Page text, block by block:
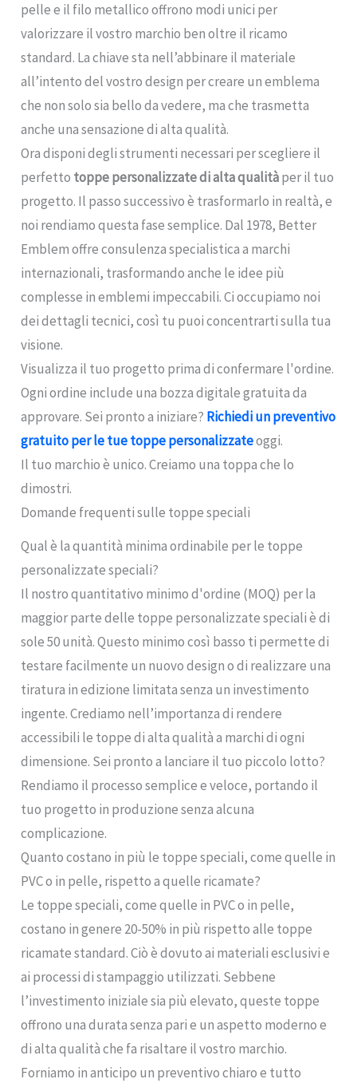
pelle e il filo metallico offrono modi unici per
valorizzare il vostro marchio ben oltre il ricamo
standard. La chiave sta nell’abbinare il materiale
all’intento del vostro design per creare un emblema
che non solo sia bello da vedere, ma che trasmetta
anche una sensazione di alta qualità.
Ora disponi degli strumenti necessari per scegliere il
perfetto toppe personalizzate di alta qualitàper il tuo
progetto. Il passo successivo è trasformarlo in realtà, e
noi rendiamo questa fase semplice. Dal 1978, Better
Emblem offre consulenza specialistica a marchi
internazionali, trasformando anche le idee più
complesse in emblemi impeccabili. Ci occupiamo noi
dei dettagli tecnici, così tu puoi concentrarti sulla tua
visione.
Visualizza il tuo progetto prima di confermare l'ordine.
Ogni ordine include una bozza digitale gratuita da
approvare. Sei pronto a iniziare? Richiedi un preventivo
gratuito per le tue toppe personalizzateoggi.
Il tuo marchio è unico. Creiamo una toppa che lo
dimostri.
Domande frequenti sulle toppe speciali
Qual è la quantità minima ordinabile per le toppe
personalizzate speciali?
Il nostro quantitativo minimo d'ordine (MOQ) per la
maggior parte delle toppe personalizzate speciali è di
sole 50 unità. Questo minimo così basso ti permette di
testare facilmente un nuovo design o di realizzare una
tiratura in edizione limitata senza un investimento
ingente. Crediamo nell’importanza di rendere
accessibili le toppe di alta qualità a marchi di ogni
dimensione. Sei pronto a lanciare il tuo piccolo lotto?
Rendiamo il processo semplice e veloce, portando il
tuo progetto in produzione senza alcuna
complicazione.
Quanto costano in più le toppe speciali, come quelle in
PVC o in pelle, rispetto a quelle ricamate?
Le toppe speciali, come quelle in PVC o in pelle,
costano in genere 20-50% in più rispetto alle toppe
ricamate standard. Ciò è dovuto ai materiali esclusivi e
ai processi di stampaggio utilizzati. Sebbene
l’investimento iniziale sia più elevato, queste toppe
offrono una durata senza pari e un aspetto moderno e
di alta qualità che fa risaltare il vostro marchio.
Forniamo in anticipo un preventivo chiaro e tutto